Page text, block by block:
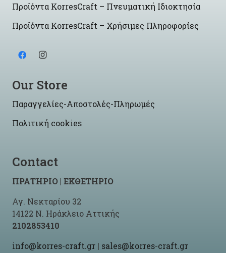
Προϊόντα KorresCraft – Πνευματική Ιδιοκτησία
Προϊόντα KorresCraft – Χρήσιμες Πληροφορίες
Our Store
Παραγγελίες-Αποστολές-Πληρωμές
Πολιτική cookies
Contact
ΠΡΑΤΗΡΙΟ | ΕΚΘΕΤΗΡΙΟ
Αγ. Νεκταρίου 32
14122 Ν. Ηράκλειο Αττικής
2102853410
info@korres-craft.gr | sales@korres-craft.gr